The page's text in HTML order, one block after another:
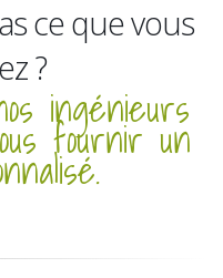
ce que vous
?
ingénieurs
fournir un